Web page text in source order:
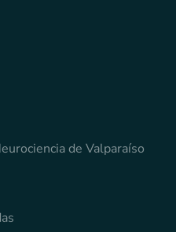
de Valparaíso